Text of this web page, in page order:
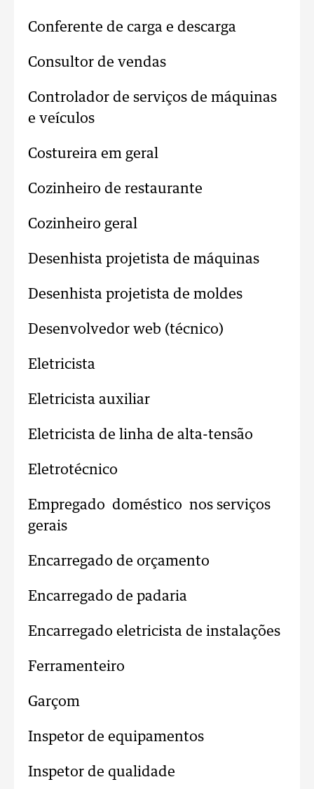
Conferente de carga e descarga
Consultor de vendas
Controlador de serviços de máquinas
e veículos
Costureira em geral
Cozinheiro de restaurante
Cozinheiro geral
Desenhista projetista de máquinas
Desenhista projetista de moldes
Desenvolvedor web (técnico)
Eletricista
Eletricista auxiliar
Eletricista de linha de alta-tensão
Eletrotécnico
Empregado doméstico nos serviços
gerais
Encarregado de orçamento
Encarregado de padaria
Encarregado eletricista de instalações
Ferramenteiro
Garçom
Inspetor de equipamentos
Inspetor de qualidade